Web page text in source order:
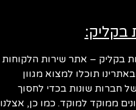
בקליק:
בקליק – אתר שירות הלקוחות
תוכלו למצוא מגוון
חברות שונות בכדי לחסוך
ממוקד למוקד. כמו כן, אצלנו